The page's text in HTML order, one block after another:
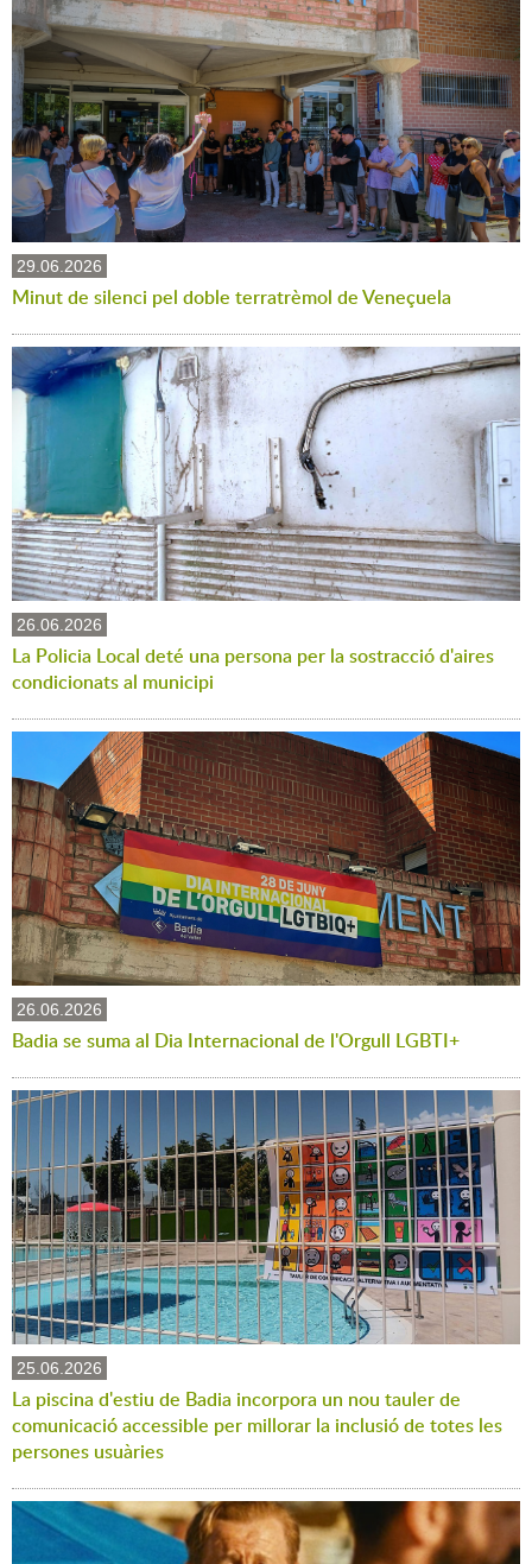
29.06.2026
Minut de silenci pel doble terratrèmol de Veneçuela
26.06.2026
La Policia Local deté una persona per la sostracció d'aires
condicionats al municipi
26.06.2026
Badia se suma al Dia Internacional de l'Orgull LGBTI+
25.06.2026
La piscina d'estiu de Badia incorpora un nou tauler de
comunicació accessible per millorar la inclusió de totes les
persones usuàries